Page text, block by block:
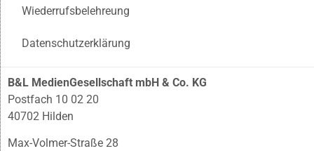
Wiederrufsbelehreung
Datenschutzerklärung
B&L MedienGesellschaft mbH & Co. KG
Postfach 10 02 20
40702 Hilden
Max-Volmer-Straße 28